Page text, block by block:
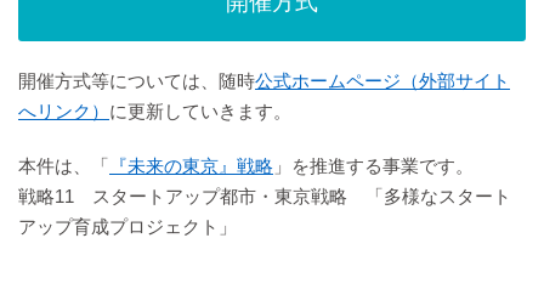
開催方式等については、随時公式ホームページ（外部サイト
へリンク） に更新していきます。
本件は、「 『未来の東京』戦略 」を推進する事業です。
戦略11 スタートアップ都市・東京戦略 「多様なスタート
アップ育成プロジェクト」